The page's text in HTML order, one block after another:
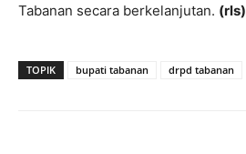
Tabanan secara berkelanjutan. (rls)
TOPIK bupati tabanan drpd tabanan